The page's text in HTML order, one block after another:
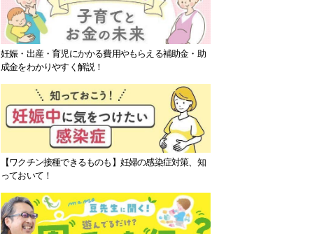
妊娠・出産・育児にかかる費用やもらえる補助金・助
成金をわかりやすく解説！
【ワクチン接種できるものも】妊婦の感染症対策、知
っておいて！